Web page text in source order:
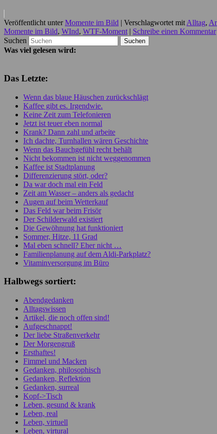
Veröffentlicht unter Momente im Bild | Verschlagwortet mit Alltag,
Momente im Bild, WInd, WTF-Moment | Schreibe einen Kommentar
Suchen
Was viel gelesen wird:
Das Letzte:
Wenn das blaue Häuschen zurückschlägt
Kaffee gibt es. Irgendwie.
Keine Zeit zum Telefonieren
Jetzt ist teuer eben normal
Krank? Dann zahl und arbeite
Ich dachte, Turnhallen wären Geschichte
Wenn das Bauchgefühl recht behält
Nicht bekommen ist nicht weggenommen
Kaffee ist Stadtplanung
Differenzierung stört, oder?
Da war doch mal ein Feld
Zeit am Wasser – anders als gedacht
Augen auf beim Wetterkauf
Das Feld war beim Frisör
Der Schilderwald existiert
Die Gewöhnung hat funktioniert
Sommer, Hitze, 11 Grad
Mal eben schnell? Eher nicht …
Familienplanung auf dem Aldi-Parkplatz?
Vitaminversorgung im Büro
Halbwegs sortiert:
Abendgedanken
Alltagswissen
Artikel, die noch offen sind!
Aufgeschnappt!
Der liebe Straßenverkehr
Der Morgengruß
Ersthaftes!
Fimmel und Macken
Gedanken, philosophisch
Gedanken, Reflektion
Gedanken, surreal
Kopf->Tisch
Leben, gesund & krank
Leben, real
Leben, virtuell
Leben, virtural